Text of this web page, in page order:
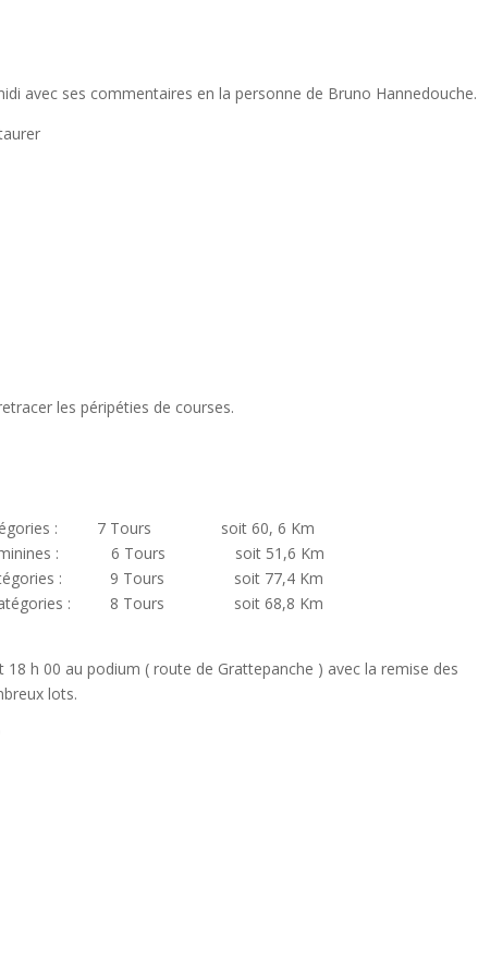
avec ses commentaires en la personne de Bruno Hannedouche.
les péripéties de courses.
: 7 Tours soit 60, 6 Km
: 6 Tours soit 51,6 Km
: 9 Tours soit 77,4 Km
: 8 Tours soit 68,8 Km
h 00 au podium ( route de Grattepanche ) avec la remise des
lots.